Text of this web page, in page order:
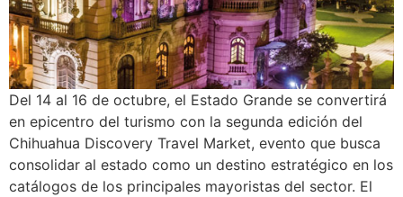
Del 14 al 16 de octubre, el Estado Grande se convertirá
en epicentro del turismo con la segunda edición del
Chihuahua Discovery Travel Market, evento que busca
consolidar al estado como un destino estratégico en los
catálogos de los principales mayoristas del sector. El